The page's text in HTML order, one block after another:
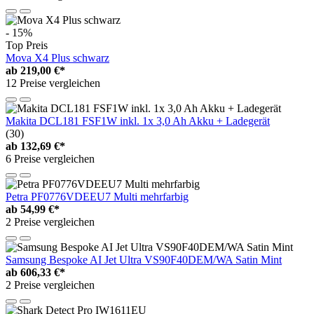
- 15%
Top Preis
Mova X4 Plus schwarz
ab 219,00 €*
12 Preise vergleichen
Makita DCL181 FSF1W inkl. 1x 3,0 Ah Akku + Ladegerät
(30)
ab 132,69 €*
6 Preise vergleichen
Petra PF0776VDEEU7 Multi mehrfarbig
ab 54,99 €*
2 Preise vergleichen
Samsung Bespoke AI Jet Ultra VS90F40DEM/WA Satin Mint
ab 606,33 €*
2 Preise vergleichen